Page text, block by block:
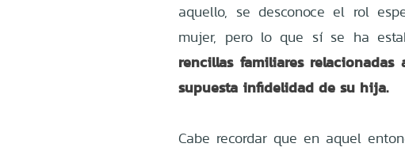
aquello, se desconoce el rol
mujer, pero lo que sí se ha
rencillas familiares
supuesta infidelidad de su hija.
Cabe recordar que en aquel